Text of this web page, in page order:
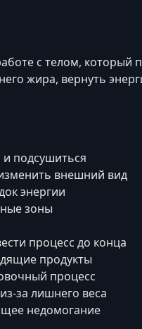
с телом, который
жира, вернуть
подсушиться
внешний вид
энергии
зоны
процесс до конца
продукты
процесс
лишнего веса
недомогание